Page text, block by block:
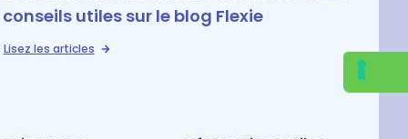
conseils utiles sur le blog Flexie
Lisez les articles